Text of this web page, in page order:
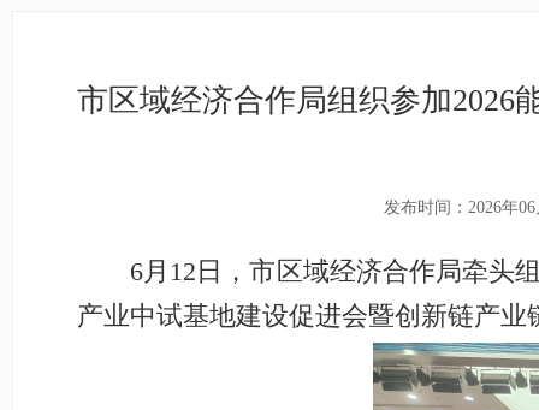
市区域经济合作局组织参加2026
发布时间：2026年
6月12日，市区域经济合作局牵头组
产业中试基地建设促进会暨创新链产